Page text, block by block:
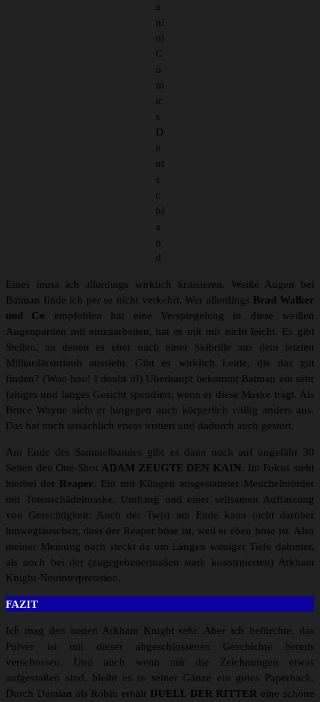
a
ni
ni
C
o
m
ic
s
D
e
ut
s
c
hl
a
n
d
Eines muss ich allerdings wirklich kritisieren. Weiße Augen bei
Batman finde ich per se nicht verkehrt. Wer allerdings Brad Walker
und Co empfohlen hat eine Verspiegelung in diese weißen
Augenpartien mit einzuarbeiten, hat es mit mir nicht leicht. Es gibt
Stellen, an denen es eher nach einer Skibrille aus dem letzten
Milliardärsurlaub aussieht. Gibt es wirklich Leute, die das gut
finden? (Woo hoo! I doubt it!) Überhaupt bekommt Batman ein sehr
faltiges und langes Gesicht spendiert, wenn er diese Maske trägt. Als
Bruce Wayne sieht er hingegen auch körperlich völlig anders aus.
Das hat mich tatsächlich etwas irritiert und dadurch auch gestört.
Am Ende des Sammelbandes gibt es dann noch auf ungefähr 30
Seiten den One-Shot ADAM ZEUGTE DEN KAIN. Im Fokus steht
hierbei der Reaper. Ein mit Klingen ausgestatteter Meuchelmörder
mit Totenschädelmaske, Umhang und einer seltsamen Auffassung
von Gerechtigkeit. Auch der Twist am Ende kann nicht darüber
hinwegtäuschen, dass der Reaper böse ist, weil er eben böse ist. Also
meiner Meinung nach steckt da um Längen weniger Tiefe dahinter,
als noch bei der (zugegebenermaßen stark konstruierten) Arkham
Knight-Neuinterpretation.
FAZIT
Ich mag den neuen Arkham Knight sehr. Aber ich befürchte, das
Pulver ist mit dieser abgeschlossenen Geschichte bereits
verschossen. Und auch wenn mir die Zeichnungen etwas
aufgestoßen sind, bleibt es in seiner Gänze ein gutes Paperback.
Durch Damian als Robin erhält DUELL DER RITTER eine schöne